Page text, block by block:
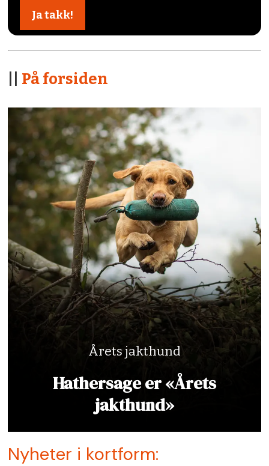
På forsiden
Årets jakthund
Hathersage er «Årets
jakthund»
Nyheter i kortform: